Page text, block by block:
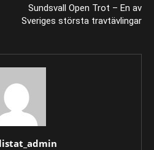
Sundsvall Open Trot – En av
Sveriges största travtävlingar